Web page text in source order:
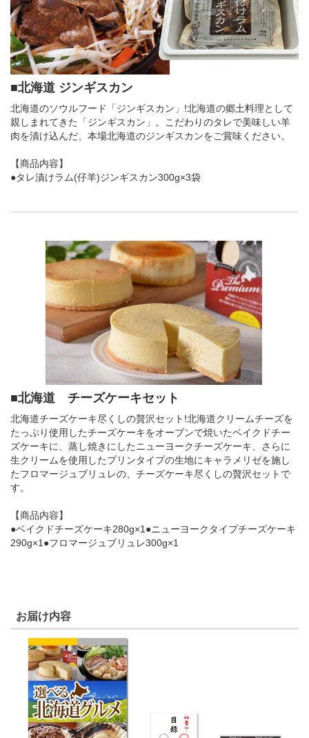
■北海道 ジンギスカン
北海道のソウルフード「ジンギスカン」!北海道の郷土料理として
親しまれてきた「ジンギスカン」。こだわりのタレで美味しい羊
肉を漬け込んだ、本場北海道のジンギスカンをご賞味ください。
【商品内容】
●タレ漬けラム(仔羊)ジンギスカン300g×3袋
■北海道 チーズケーキセット
北海道チーズケーキ尽くしの贅沢セット!北海道クリームチーズを
たっぷり使用したチーズケーキをオーブンで焼いたベイクドチー
ズケーキに、蒸し焼きにしたニューヨークチーズケーキ、さらに
生クリームを使用したプリンタイプの生地にキャラメリゼを施し
たフロマージュブリュレの、チーズケーキ尽くしの贅沢セットで
す。
【商品内容】
●ベイクドチーズケーキ280g×1●ニューヨークタイプチーズケーキ
290g×1●フロマージュブリュレ300g×1
お届け内容